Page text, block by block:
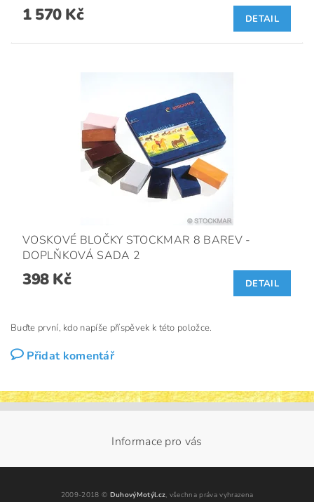
1 570 Kč DETAIL
VOSKOVÉ BLOČKY STOCKMAR 8 BAREV -
DOPLŇKOVÁ SADA 2
398 Kč DETAIL
Buďte první, kdo napíše příspěvek k této položce.
Přidat komentář
Informace pro vás
2009-2018 © DuhovýMotýl.cz, všechna práva vyhrazena